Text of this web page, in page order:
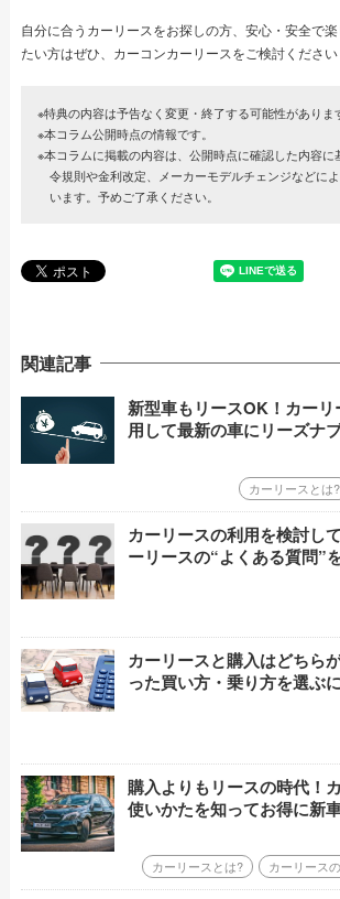
自分に合うカーリースをお探しの方、安心・安全で
たい方はぜひ、カーコンカーリースをご検討ください
※特典の内容は予告なく変更・終了する可能性がありま
※本コラム公開時点の情報です。
※本コラムに掲載の内容は、公開時点に確認した内容に
令規則や金利改定、メーカーモデルチェンジなどに
います。予めご了承ください。
関連記事
新型車もリースOK！カー
用して最新の車にリーズナ
カーリースとは?
カーリースの利用を検討し
ーリースの“よくある質問”
カーリースと購入はどちら
った買い方・乗り方を選ぶ
購入よりもリースの時代！
使いかたを知ってお得に新
カーリースとは? カーリース